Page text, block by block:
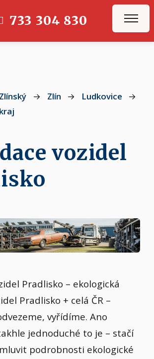
733 304 830
Zlínský
kraj
→ Zlín → Ludkovice →
vozidel
Pradlisko – ekologická
Pradlisko + celá ČR –
vyřídíme. Ano
jednoduché to je – stačí
podrobnosti ekologické